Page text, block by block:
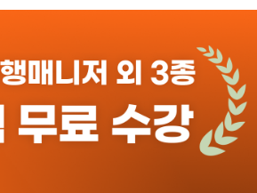
일자리정보 더보기
이내의 일자리 확인하기